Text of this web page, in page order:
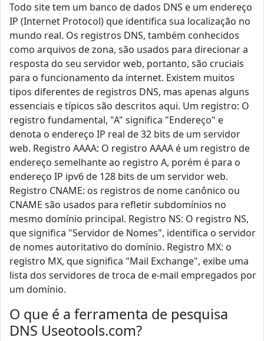
Todo site tem um banco de dados DNS e um endereço
IP (Internet Protocol) que identifica sua localização no
mundo real. Os registros DNS, também conhecidos
como arquivos de zona, são usados ​​para direcionar a
resposta do seu servidor web, portanto, são cruciais
para o funcionamento da internet. Existem muitos
tipos diferentes de registros DNS, mas apenas alguns
essenciais e típicos são descritos aqui. Um registro: O
registro fundamental, "A" significa "Endereço" e
denota o endereço IP real de 32 bits de um servidor
web. Registro AAAA: O registro AAAA é um registro de
endereço semelhante ao registro A, porém é para o
endereço IP ipv6 de 128 bits de um servidor web.
Registro CNAME: os registros de nome canônico ou
CNAME são usados ​​para refletir subdomínios no
mesmo domínio principal. Registro NS: O registro NS,
que significa "Servidor de Nomes", identifica o servidor
de nomes autoritativo do domínio. Registro MX: o
registro MX, que significa "Mail Exchange", exibe uma
lista dos servidores de troca de e-mail empregados por
um domínio.
O que é a ferramenta de pesquisa
DNS Useotools.com?